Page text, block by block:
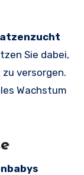
Sie dabei,
versorgen.
Wachstum